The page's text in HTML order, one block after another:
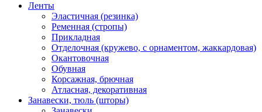
Ленты
Эластичная (резинка)
Ременная (стропы)
Прикладная
Отделочная (кружево, с орнаментом, жаккардовая)
Окантовочная
Обувная
Корсажная, брючная
Атласная, декоративная
Занавески, тюль (шторы)